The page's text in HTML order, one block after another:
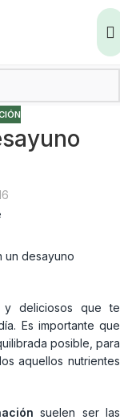
un desayuno
y deliciosos que te
Es importante que
posible, para
aquellos nutrientes
suelen ser las